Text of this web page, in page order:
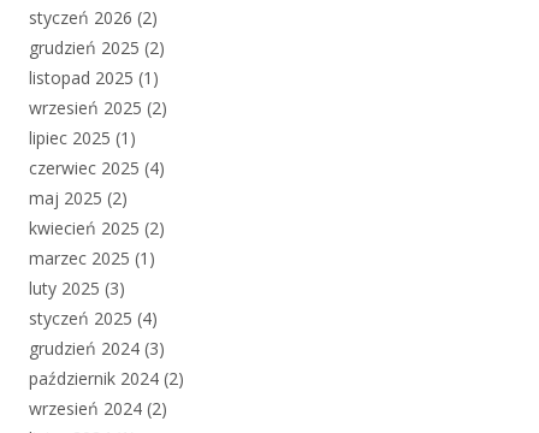
styczeń 2026 (2)
grudzień 2025 (2)
listopad 2025 (1)
wrzesień 2025 (2)
lipiec 2025 (1)
czerwiec 2025 (4)
maj 2025 (2)
kwiecień 2025 (2)
marzec 2025 (1)
luty 2025 (3)
styczeń 2025 (4)
grudzień 2024 (3)
październik 2024 (2)
wrzesień 2024 (2)